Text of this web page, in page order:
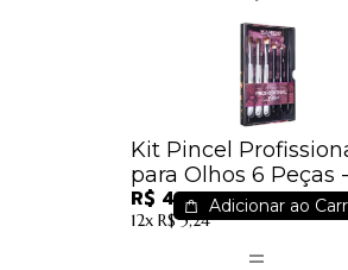
Kit Pincel
para Olhos 6 Peças -
WB300
R$ 46,40
12x R$ 5,24
Adicionar ao